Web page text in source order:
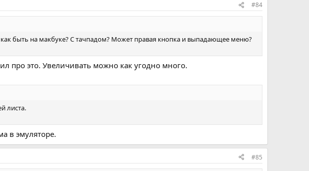
#84
быть на макбуке? С тачпадом? Может правая кнопка и выпадающее меню?
про это. Увеличивать можно как угодно много.
листа.
в эмуляторе.
#85